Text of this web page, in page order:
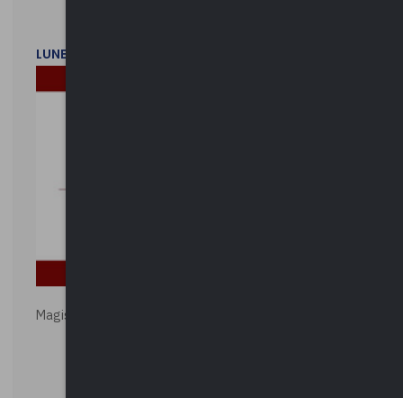
LUNEDì 2 FEBBRAIO 2026
Magistratura e Costituzione. Le ragioni del SÌ e del NO